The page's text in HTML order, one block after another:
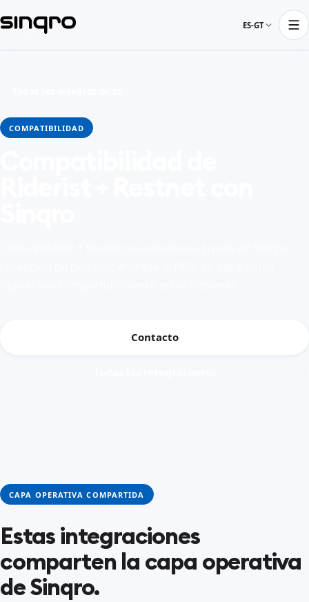
ES-GT
COMPATIBILIDAD
Contacto
CAPA OPERATIVA COMPARTIDA
Estas integraciones
comparten la capa operativa
de Sinqro.